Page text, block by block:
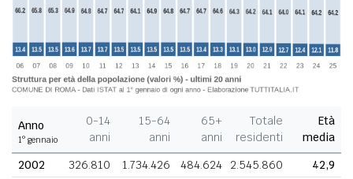
Anno
1° gennaio
0-14
anni
15-64
anni
65+
anni
Totale
residenti
Età
media
2002
326.810 1.734.426 484.624 2.545.860
42,9